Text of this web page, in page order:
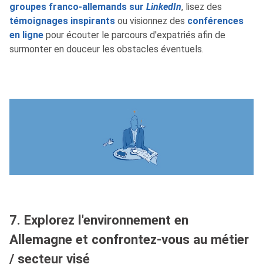
groupes franco-allemands sur LinkedIn, lisez des
témoignages inspirants ou visionnez des conférences
en ligne pour écouter le parcours d'expatriés afin de
surmonter en douceur les obstacles éventuels.
7. Explorez l'environnement en
Allemagne et confrontez-vous au métier
/ secteur visé